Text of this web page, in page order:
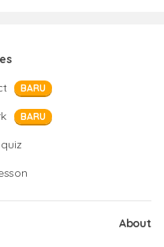
BARU
BARU
About